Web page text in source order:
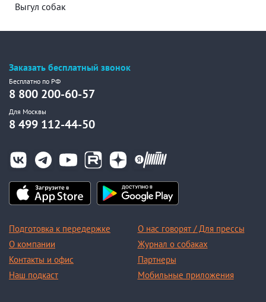
Выгул собак
Заказать бесплатный звонок
Бесплатно по РФ
8 800 200-60-57
Для Москвы
8 499 112-44-50
Подготовка к передержке
О компании
Контакты и офис
Наш подкаст
О нас говорят / Для прессы
Журнал о собаках
Партнеры
Мобильные приложения